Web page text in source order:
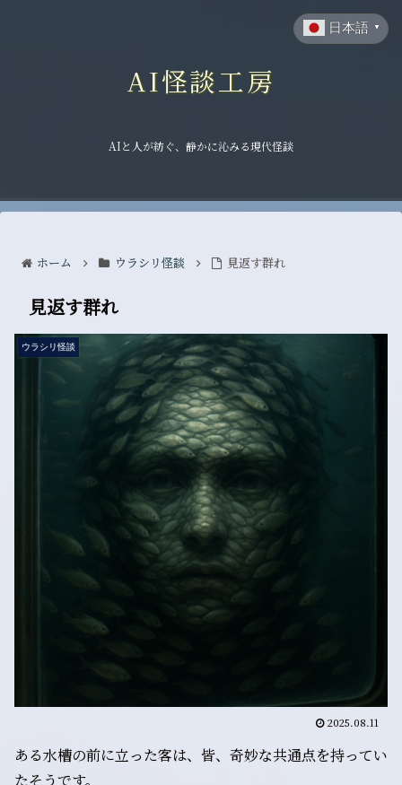
AI怪談工房
AIと人が紡ぐ、静かに沁みる現代怪談
ホーム ウラシリ怪談 見返す群れ
見返す群れ
ウラシリ怪談
2025.08.11
ある水槽の前に立った客は、皆、奇妙な共通点を持ってい
たそうです。
日本語 ▼